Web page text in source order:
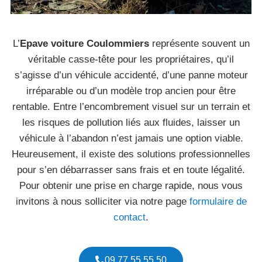
L’Epave voiture Coulommiersreprésente souvent un
véritable casse-tête pour les propriétaires, qu’il
s’agisse d’un véhicule accidenté, d’une panne moteur
irréparable ou d’un modèle trop ancien pour être
rentable. Entre l’encombrement visuel sur un terrain et
les risques de pollution liés aux fluides, laisser un
véhicule à l’abandon n’est jamais une option viable.
Heureusement, il existe des solutions professionnelles
pour s’en débarrasser sans frais et en toute légalité.
Pour obtenir une prise en charge rapide, nous vous
invitons à nous solliciter via notre page formulaire de
contact.
09 77 55 55 50